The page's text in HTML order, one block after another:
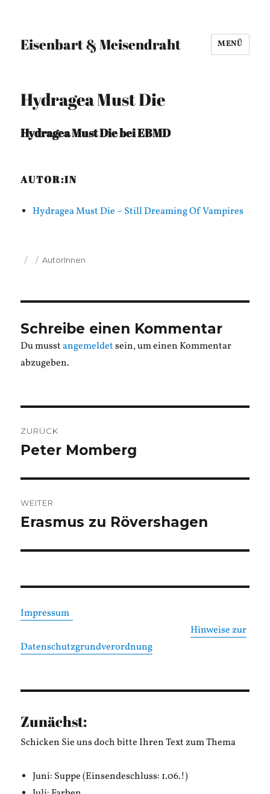
Eisenbart & Meisendraht MENÜ
Hydragea Must Die
Hydragea Must Die bei EBMD
AUTOR:IN
Hydragea Must Die – Still Dreaming Of Vampires
Veröffentlicht
Kategorien
AutorInnen
Schreibe einen Kommentar
Du musstangemeldetsein, um einen Kommentar
abzugeben.
ZURÜCK
Vorheriger
Peter Momberg
WEITER
Nächster
Erasmus zu Rövershagen
Impressum
Hinweise zur
Datenschutzgrundverordnung
Zunächst:
Schicken Sie uns doch bitte Ihren Text zum Thema
Juni: Suppe (Einsendeschluss: 1.06.!)